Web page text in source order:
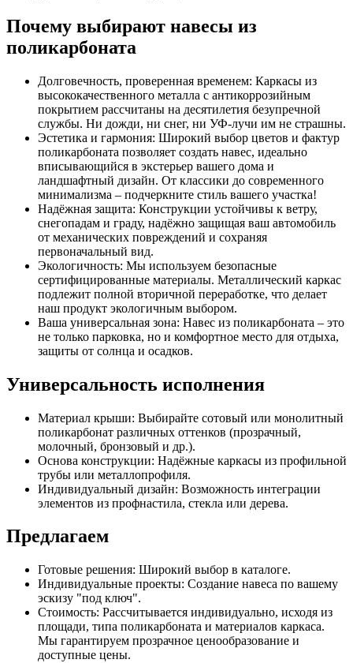
Почему выбирают навесы из
поликарбоната
Долговечность, проверенная временем: Каркасы из
высококачественного металла с антикоррозийным
покрытием рассчитаны на десятилетия безупречной
службы. Ни дожди, ни снег, ни УФ-лучи им не страшны.
Эстетика и гармония: Широкий выбор цветов и фактур
поликарбоната позволяет создать навес, идеально
вписывающийся в экстерьер вашего дома и
ландшафтный дизайн. От классики до современного
минимализма – подчеркните стиль вашего участка!
Надёжная защита: Конструкции устойчивы к ветру,
снегопадам и граду, надёжно защищая ваш автомобиль
от механических повреждений и сохраняя
первоначальный вид.
Экологичность: Мы используем безопасные
сертифицированные материалы. Металлический каркас
подлежит полной вторичной переработке, что делает
наш продукт экологичным выбором.
Ваша универсальная зона: Навес из поликарбоната – это
не только парковка, но и комфортное место для отдыха,
защиты от солнца и осадков.
Универсальность исполнения
Материал крыши: Выбирайте сотовый или монолитный
поликарбонат различных оттенков (прозрачный,
молочный, бронзовый и др.).
Основа конструкции: Надёжные каркасы из профильной
трубы или металлопрофиля.
Индивидуальный дизайн: Возможность интеграции
элементов из профнастила, стекла или дерева.
Предлагаем
Готовые решения: Широкий выбор в каталоге.
Индивидуальные проекты: Создание навеса по вашему
эскизу "под ключ".
Стоимость: Рассчитывается индивидуально, исходя из
площади, типа поликарбоната и материалов каркаса.
Мы гарантируем прозрачное ценообразование и
доступные цены.